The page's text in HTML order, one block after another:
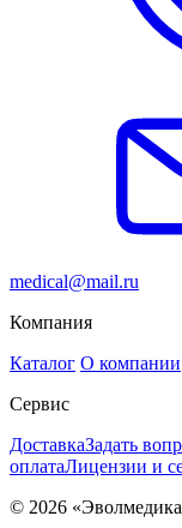
medical@mail.ru
Компания
Каталог О компании
Сервис
ДоставкаЗадать
оплатаЛицензии и
© 2026